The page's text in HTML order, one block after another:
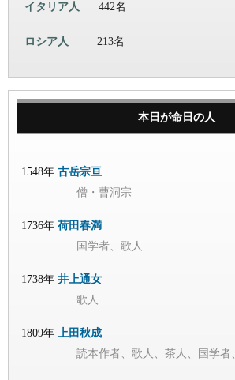
イタリア人 442名
ロシア人 213名
本日が命日の人
1548年 古岳宗亘
僧・曹洞宗
1736年 荷田春満
国学者、歌人
1738年 井上通女
歌人
1809年 上田秋成
読本作者、歌人、茶人、国学者